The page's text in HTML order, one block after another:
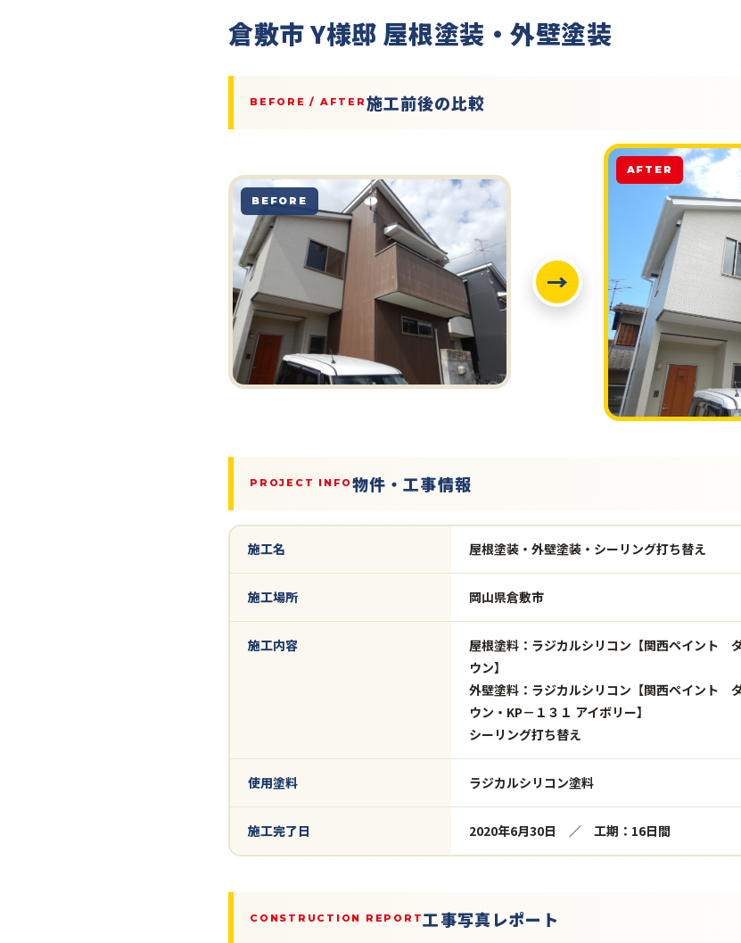
倉敷市 Y様邸 屋根塗装・外壁塗装
BEFORE / AFTER 施工前後の比較
BEFORE
→
AFTER
PROJECT INFO物件・工事情報
施工名 屋根塗装・外壁塗装・シーリング打ち替え
施工場所 岡山県倉敷市
施工内容
屋根塗料：ラジカルシリコン【関西ペイント
ウン】
外壁塗料：ラジカルシリコン【関西ペイント
ウン・KP－１３１ アイボリー】
シーリング打ち替え
使用塗料 ラジカルシリコン塗料
施工完了日 2020年6月30日 ／ 工期：16日間
CONSTRUCTION REPORT工事写真レポート